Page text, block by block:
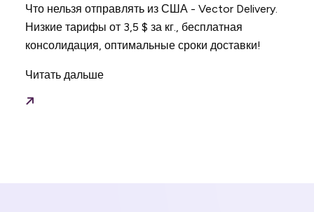
Что нельзя отправлять из США - Vector Delivery.
Низкие тарифы от 3,5 $ за кг., бесплатная
консолидация, оптимальные сроки доставки!
Читать дальше